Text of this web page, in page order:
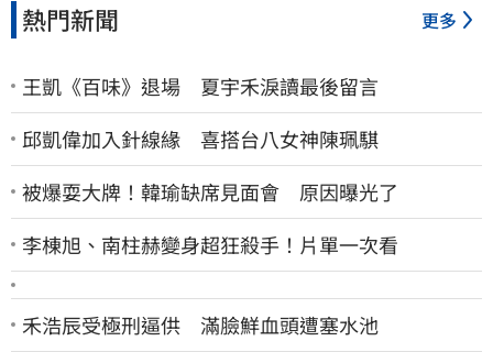
熱門新聞 更多
王凱《百味》退場 夏宇禾淚讀最後留言
邱凱偉加入針線緣 喜搭台八女神陳珮騏
被爆耍大牌！韓瑜缺席見面會 原因曝光了
李棟旭、南柱赫變身超狂殺手！片單一次看
禾浩辰受極刑逼供 滿臉鮮血頭遭塞水池